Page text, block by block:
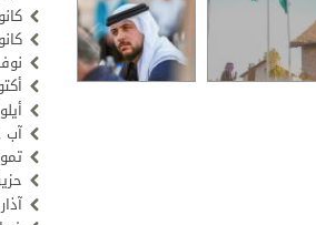
أيلول
آب 2021
تموز
آذار 2021